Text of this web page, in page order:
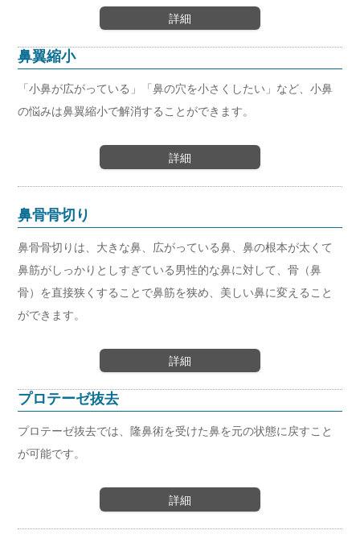
詳細
鼻翼縮小
「小鼻が広がっている」「鼻の穴を小さくしたい」など、小鼻
の悩みは鼻翼縮小で解消することができます。
詳細
鼻骨骨切り
鼻骨骨切りは、大きな鼻、広がっている鼻、鼻の根本が太くて
鼻筋がしっかりとしすぎている男性的な鼻に対して、骨（鼻
骨）を直接狭くすることで鼻筋を狭め、美しい鼻に変えること
ができます。
詳細
プロテーゼ抜去
プロテーゼ抜去では、隆鼻術を受けた鼻を元の状態に戻すこと
が可能です。
詳細